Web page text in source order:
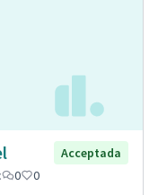
Acceptada
0 0